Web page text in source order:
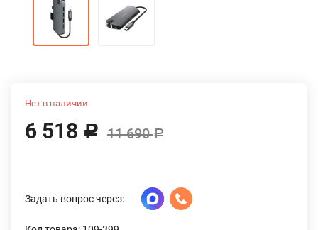
Нет в наличии
6 518 Р 11 690Р
Задать вопрос через: